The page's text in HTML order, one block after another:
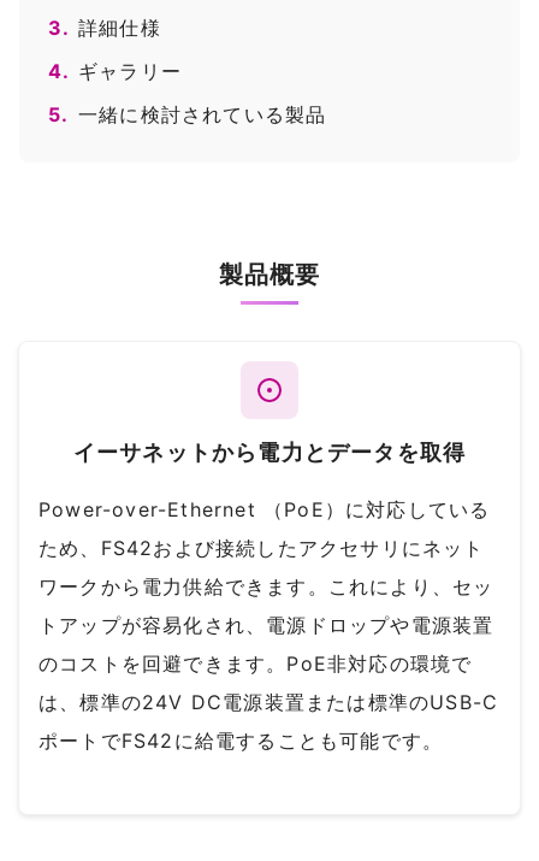
3. 詳細仕様
4. ギャラリー
5. 一緒に検討されている製品
製品概要
イーサネットから電力とデータを取得
Power-over-Ethernet （PoE）に対応している
ため、FS42および接続したアクセサリにネット
ワークから電力供給できます。これにより、セッ
トアップが容易化され、電源ドロップや電源装置
のコストを回避できます。PoE非対応の環境で
は、標準の24V DC電源装置または標準のUSB-C
ポートでFS42に給電することも可能です。